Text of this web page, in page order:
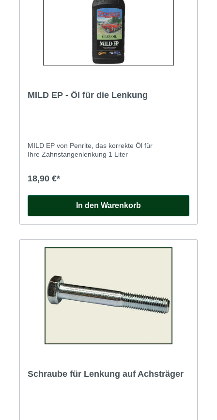
MILD EP - Öl für die Lenkung
MILD EP von Penrite, das korrekte Öl für
Ihre Zahnstangenlenkung 1 Liter
18,90 €*
In den Warenkorb
Schraube für Lenkung auf Achsträger